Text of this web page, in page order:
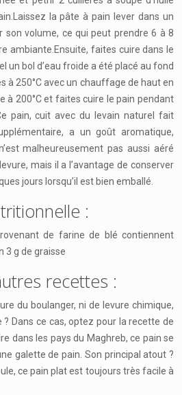
la pâte à pain lever dans un
son volume, ce qui peut prendre 6 à 8
ambiante.Ensuite, faites cuire dans le
un bol d’eau froide a été placé au fond
à 250°C avec un chauffage de haut en
à 200°C et faites cuire le pain pendant
pain, cuit avec du levain naturel fait
a un goût aromatique,
malheureusement pas aussi aéré
mais il a l’avantage de conserver
jours lorsqu’il est bien emballé.
:
de farine de blé contiennent
3 g de graisse
recettes :
du boulanger, ni de levure chimique,
Dans ce cas, optez pour la recette de
dans les pays du Maghreb, ce pain se
galette de pain. Son principal atout ?
ce pain plat est toujours très facile à